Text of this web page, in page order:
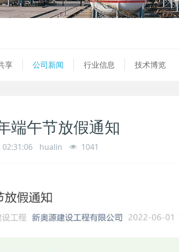
享 公司新闻 行业信息 技术博览
端午节放假通知
02:31:06 hualin 1041